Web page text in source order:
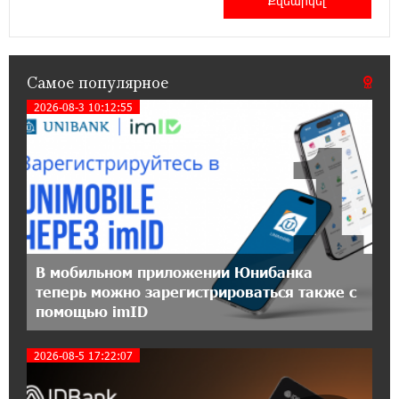
Flyone: Idram&IDBank
11:30:15 17-07-2026
Ucom и Microsoft Innovation Center помогают
школьникам развивать навыки
кибербезопасности
При поддержке Ucom в Шенаване
установлена солнечная станция мощностью
10 кВт
Юнибанк разыграет поездку в Италию среди
новых держателей карт Mastercard World
Самое популярное
2026-08-3 10:12:55
В мобильном приложении Юнибанка
теперь можно зарегистрироваться также с
помощью imID
1
2026-08-5 17:22:07